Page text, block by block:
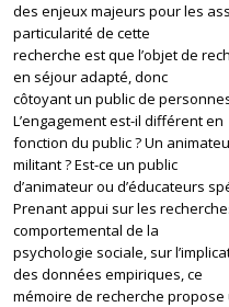
des enjeux majeurs pour les
particularité de cette
recherche est que l’objet de
en séjour adapté, donc
côtoyant un public de
L’engagement est-il différent en
fonction du public ? Un
militant ? Est-ce un public
d’animateur ou d’éducateurs
Prenant appui sur les
comportemental de la
psychologie sociale, sur
des données empiriques, ce
mémoire de recherche